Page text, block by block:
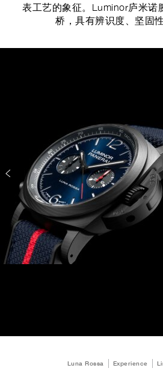
表工艺的象征。Luminor庐米诺
桥，具有辨识度、坚固
Image
Luna Rossa Experience